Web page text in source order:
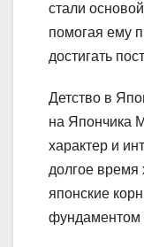
стали
помогая ему
достигать
Детство в
на Япончика
характер и
долгое время
японские
фундаментом